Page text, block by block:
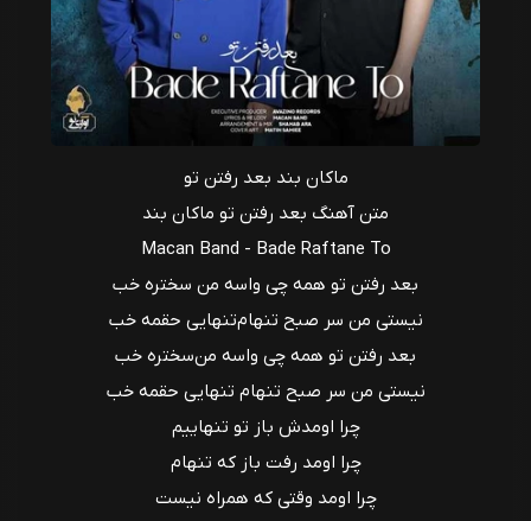
ماکان بند بعد رفتن تو
متن آهنگ بعد رفتن تو ماکان بند
Macan Band - Bade Raftane To
بعد رفتن تو همه چی واسه من سختره خب
نیستی من سر صبح تنهام‌تنهایی حقمه خب
بعد رفتن تو همه چی واسه من‌سختره خب
نیستی من سر صبح تنهام تنهایی حقمه خب
چرا اومدش باز تو تنهاییم
چرا اومد رفت باز که تنهام
چرا اومد وقتی که همراه نیست